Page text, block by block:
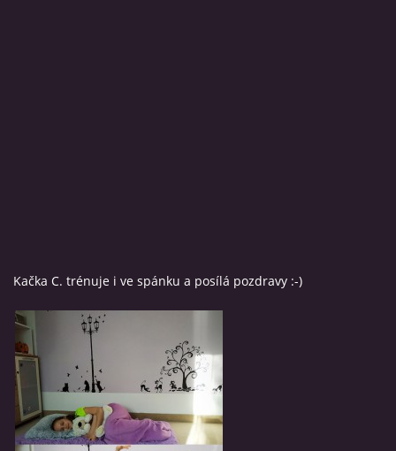
Kačka C. trénuje i ve spánku a posílá pozdravy :-)